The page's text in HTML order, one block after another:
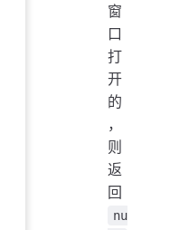
窗
口
打
开
的
，
则
返
回
nu